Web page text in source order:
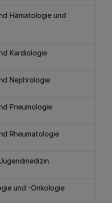
Hämatologie und
Kardiologie
Nephrologie
Pneumologie
Rheumatologie
und -Onkologie